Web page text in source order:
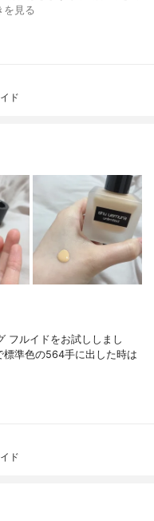
を見る
ド
フルイドをお試ししまし
準色の564手に出した時は
ド